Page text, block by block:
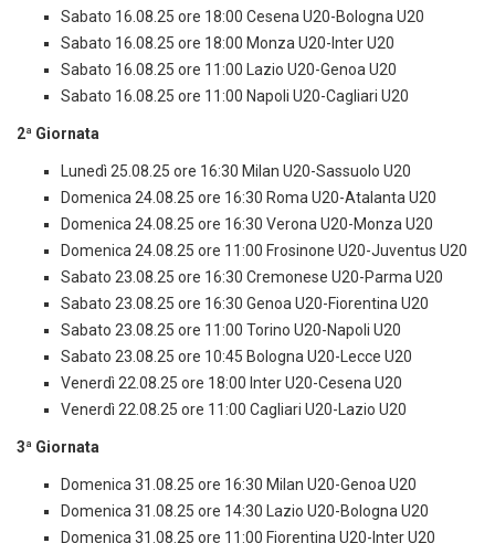
Sabato 16.08.25 ore 18:00 Cesena U20-Bologna U20
Sabato 16.08.25 ore 18:00 Monza U20-Inter U20
Sabato 16.08.25 ore 11:00 Lazio U20-Genoa U20
Sabato 16.08.25 ore 11:00 Napoli U20-Cagliari U20
2ª Giornata
Lunedì 25.08.25 ore 16:30 Milan U20-Sassuolo U20
Domenica 24.08.25 ore 16:30 Roma U20-Atalanta U20
Domenica 24.08.25 ore 16:30 Verona U20-Monza U20
Domenica 24.08.25 ore 11:00 Frosinone U20-Juventus U20
Sabato 23.08.25 ore 16:30 Cremonese U20-Parma U20
Sabato 23.08.25 ore 16:30 Genoa U20-Fiorentina U20
Sabato 23.08.25 ore 11:00 Torino U20-Napoli U20
Sabato 23.08.25 ore 10:45 Bologna U20-Lecce U20
Venerdì 22.08.25 ore 18:00 Inter U20-Cesena U20
Venerdì 22.08.25 ore 11:00 Cagliari U20-Lazio U20
3ª Giornata
Domenica 31.08.25 ore 16:30 Milan U20-Genoa U20
Domenica 31.08.25 ore 14:30 Lazio U20-Bologna U20
Domenica 31.08.25 ore 11:00 Fiorentina U20-Inter U20